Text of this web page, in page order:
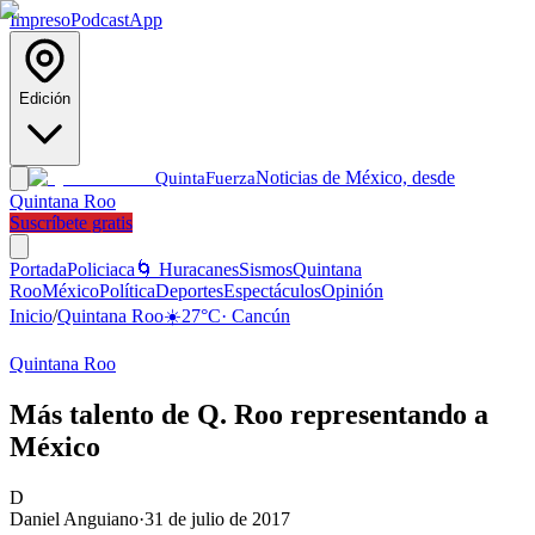
ImpresoPodcastApp
Edición
QuintaFuerzaNoticias de México, desde
Quintana Roo
Suscríbete gratis
PortadaPoliciaca 🌀 HuracanesSismosQuintana
RooMéxicoPolíticaDeportesEspectáculosOpinión
Inicio/Quintana Roo☀️27°C· Cancún
Quintana Roo
Más talento de Q. Roo representando a
México
D
Daniel Anguiano·31 de julio de 2017